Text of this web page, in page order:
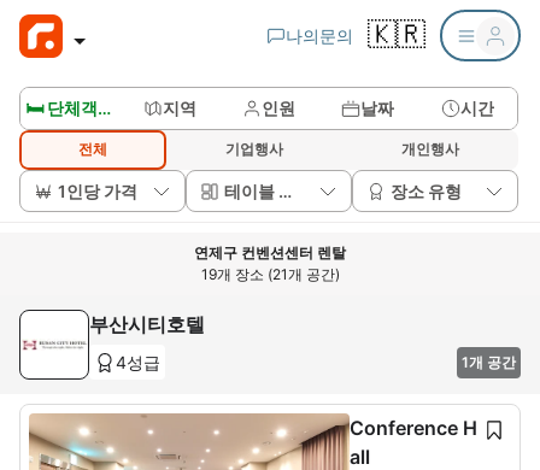
나의문의 🇰🇷
🛏️ 단체객실보기 지역 인원 날짜 시간
전체 기업행사 개인행사
1인당 가격 테이블 배치 장소 유형
연제구 컨벤션센터 렌탈
19개 장소 (21개 공간)
부산시티호텔
4성급 1개 공간
Conference H
all